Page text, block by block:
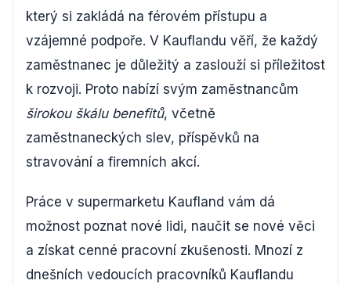
který si zakládá na férovém přístupu a
vzájemné podpoře. V Kauflandu věří, že každý
zaměstnanec je důležitý a zaslouží si příležitost
k rozvoji. Proto nabízí svým zaměstnancům
širokou škálu benefitů, včetně
zaměstnaneckých slev, příspěvků na
stravování a firemních akcí.
Práce v supermarketu Kaufland vám dá
možnost poznat nové lidi, naučit se nové věci
a získat cenné pracovní zkušenosti. Mnozí z
dnešních vedoucích pracovníků Kauflandu